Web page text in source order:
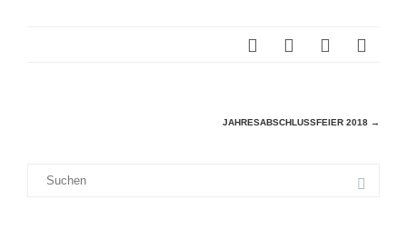
JAHRESABSCHLUSSFEIER 2018 →